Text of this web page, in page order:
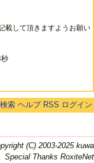
載して頂きますようお願い
索 ヘルプ RSS ログイン
(C) 2003-2025 kuwa
Special Thanks RoxiteNet